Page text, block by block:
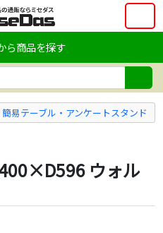
ら商品を探す
易テーブル・アンケートスタンド
ウォル